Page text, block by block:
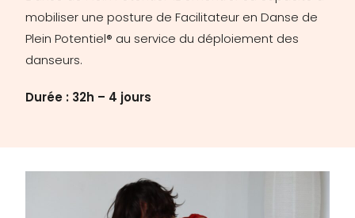
mobiliser une posture de Facilitateur en Danse de
Plein Potentiel® au service du déploiement des
danseurs.
Durée : 32h – 4 jours